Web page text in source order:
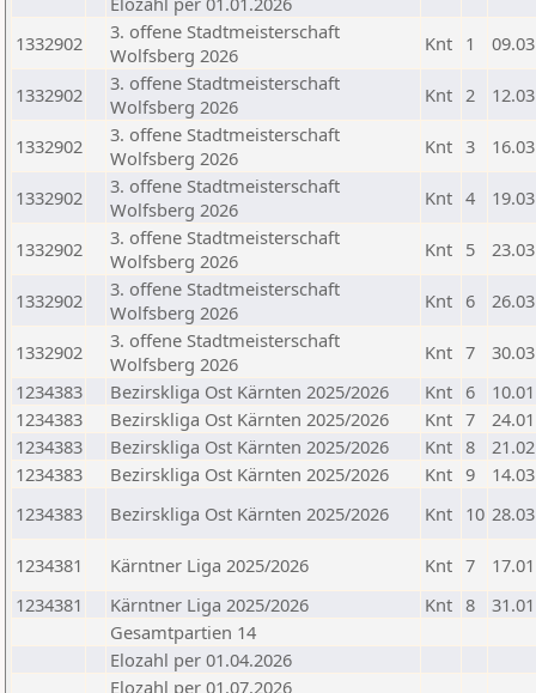
1332902
3. offene Stadtmeisterschaft
Wolfsberg 2026
Knt 1
1332902
3. offene Stadtmeisterschaft
Wolfsberg 2026
Knt 2
1332902
3. offene Stadtmeisterschaft
Wolfsberg 2026
Knt 3
1332902
3. offene Stadtmeisterschaft
Wolfsberg 2026
Knt 4
1332902
3. offene Stadtmeisterschaft
Wolfsberg 2026
Knt 5
1332902
3. offene Stadtmeisterschaft
Wolfsberg 2026
Knt 6
1332902
3. offene Stadtmeisterschaft
Wolfsberg 2026
Knt 7
1234383
Bezirskliga Ost Kärnten 2025/2026 Knt 6
1234383
Bezirskliga Ost Kärnten 2025/2026 Knt 7
1234383
Bezirskliga Ost Kärnten 2025/2026 Knt 8
1234383
Bezirskliga Ost Kärnten 2025/2026 Knt 9
1234383
Bezirskliga Ost Kärnten 2025/2026 Knt 10
1234381 Kärntner Liga 2025/2026 Knt 7
1234381
Kärntner Liga 2025/2026 Knt 8
Gesamtpartien 14
Elozahl per 01.04.2026
Elozahl per 01.07.2026